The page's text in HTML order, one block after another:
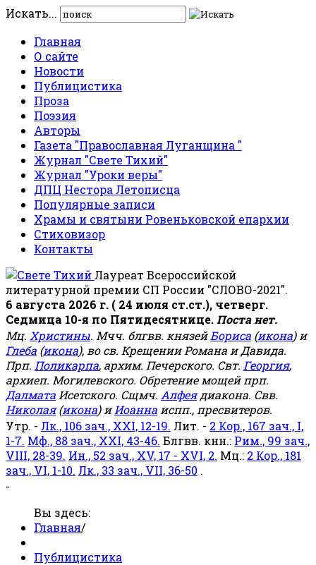
Искать...
Главная
О сайте
Новости
Публицистика
Проза
Поэзия
Авторы
Газета "Православная Луганщина "
Журнал "Свете Тихий"
Журнал "Уроки веры"
ДПЦ Нестора Летописца
Популярные записи
Храмы и святыни Ровеньковской епархии
Стиховизор
Контакты
Лауреат Всероссийской
литературной премии СП России "СЛОВО-2021".
6 августа 2026 г. ( 24 июля ст.ст.), четверг.
Седмица 10-я по Пятидесятнице. Поста нет.
Мц. Христины. Мчч. блгвв. князейБориса (икона) и
Глеба (икона), во св. Крещении Романа и Давида.
Прп. Поликарпа, архим. Печерского. Свт. Георгия,
архиеп. Могилевского. Обретение мощей прп.
Далмата Исетского. Сщмч. Алфеядиакона. Свв.
Николая(икона) иИоанна испп., пресвитеров.
Утр. - Лк., 106 зач., XXI, 12-19. Лит. - 2 Кор., 167 зач., I,
1-7. Мф., 88 зач., XXI, 43-46. Блгвв. кнн.: Рим., 99 зач.,
VIII, 28-39. Ин., 52 зач., XV, 17 - XVI, 2. Мц.: 2 Кор., 181
зач., VI, 1-10. Лк., 33 зач., VII, 36-50 .
-
Вы здесь:
Главная/
Публицистика